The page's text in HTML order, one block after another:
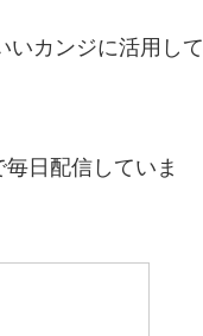
いカンジに活用して
毎日配信していま